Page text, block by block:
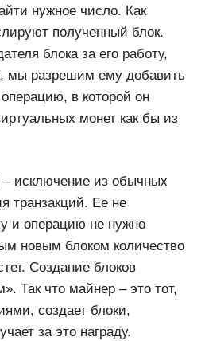
нужное число. Как
полученный блок.
блока за его работу,
мы разрешим ему добавить
в которой он
монет как бы из
– исключение из обычных
транзакций. Ее не
и операцию не нужно
новым блоком количество
Создание блоков
Так что майнер – это тот,
создает блоки,
за это награду.